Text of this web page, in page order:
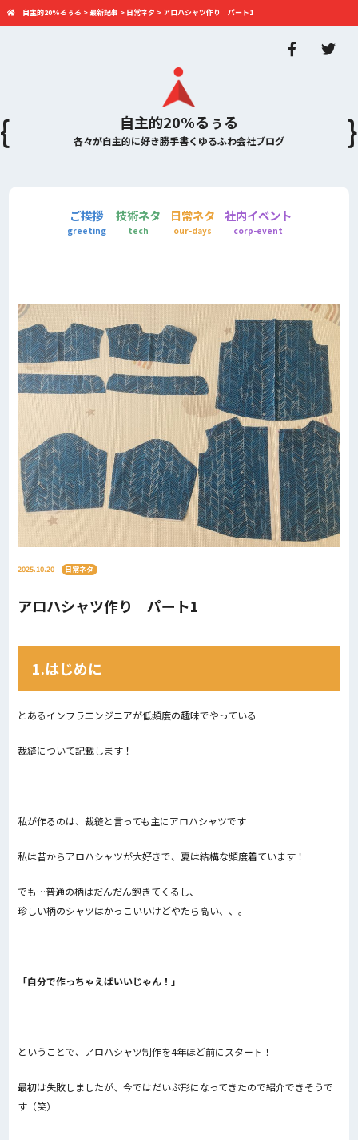
自主的20%るぅる
各々が自主的に好き勝手書くゆるふわ会社ブログ
自主的20%るぅる > 最新記事 > 日常ネタ > アロハシャツ作り パート1
ご挨拶
greeting
技術ネタ
tech
日常ネタ
our-days
社内イベント
corp-event
2025.10.20 日常ネタ
アロハシャツ作り パート1
1.はじめに
とあるインフラエンジニアが低頻度の趣味でやっている
裁縫について記載します！
私が作るのは、裁縫と言っても主にアロハシャツです
私は昔からアロハシャツが大好きで、夏は結構な頻度着ています！
でも…普通の柄はだんだん飽きてくるし、
珍しい柄のシャツはかっこいいけどやたら高い、、。
「自分で作っちゃえばいいじゃん！」
ということで、アロハシャツ制作を4年ほど前にスタート！
最初は失敗しましたが、今ではだいぶ形になってきたので紹介できそうで
す（笑）